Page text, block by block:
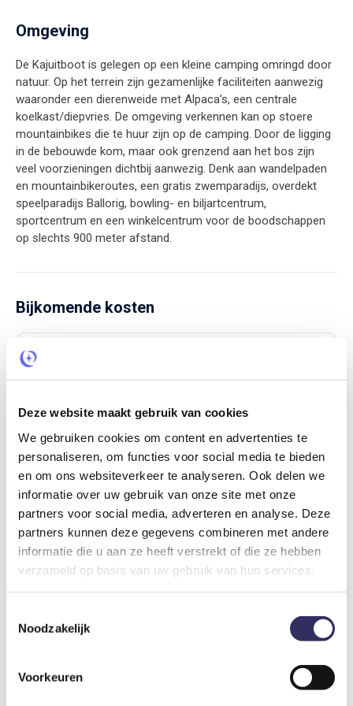
Deze website maakt gebruik van cookies
We gebruiken cookies om content en advertenties te
personaliseren, om functies voor social media te bieden
en om ons websiteverkeer te analyseren. Ook delen we
informatie over uw gebruik van onze site met onze
partners voor social media, adverteren en analyse. Deze
partners kunnen deze gegevens combineren met andere
informatie die u aan ze heeft verstrekt of die ze hebben
verzameld op basis van uw gebruik van hun services.
Noodzakelijk
Voorkeuren
Omgeving
De Kajuitboot is gelegen op een kleine camping omringd door
natuur. Op het terrein zijn gezamenlijke faciliteiten aanwezig
waaronder een dierenweide met Alpaca’s, een centrale
koelkast/diepvries. De omgeving verkennen kan op stoere
mountainbikes die te huur zijn op de camping. Door de ligging
in de bebouwde kom, maar ook grenzend aan het bos zijn
veel voorzieningen dichtbij aanwezig. Denk aan wandelpaden
en mountainbikeroutes, een gratis zwemparadijs, overdekt
speelparadijs Ballorig, bowling- en biljartcentrum,
sportcentrum en een winkelcentrum voor de boodschappen
op slechts 900 meter afstand.
Bijkomende kosten
Toeristenbelasting
Optioneel bij te boeken
Privé sanitair
€ 15,-
Het privé sanitair is centraal opgesteld. Je hebt
gedurende je verblijf eigen sanitair en douche.
Reviews.Echte gasten, echte ervaringen.
5,0